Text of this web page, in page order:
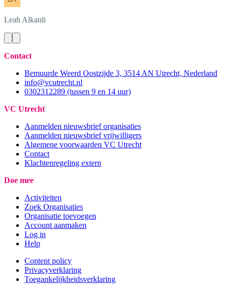
Leah Alkanli
Contact
Bemuurde Weerd Oostzijde 3, 3514 AN Utrecht, Nederland
info@vcutrecht.nl
0302312289 (tussen 9 en 14 uur)
VC Utrecht
Aanmelden nieuwsbrief organisaties
Aanmelden nieuwsbrief vrijwilligers
Algemene voorwaarden VC Utrecht
Contact
Klachtenregeling extern
Doe mee
Activiteiten
Zoek Organisaties
Organisatie toevoegen
Account aanmaken
Log in
Help
Content policy
Privacyverklaring
Toegankelijkheidsverklaring